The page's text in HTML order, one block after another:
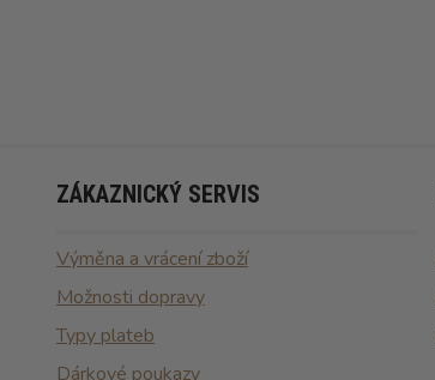
ZÁKAZNICKÝ SERVIS
Výměna a vrácení zboží
Možnosti dopravy
Typy plateb
Dárkové poukazy